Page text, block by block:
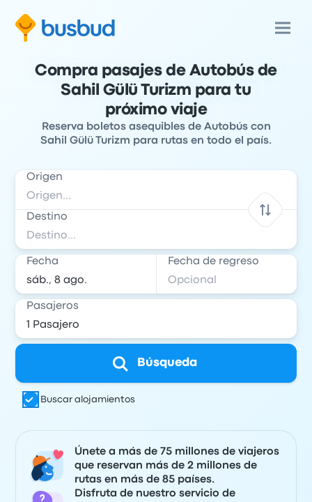
Compra pasajes de Autobús de
Sahil Gülü Turizm para tu
próximo viaje
Reserva boletos asequibles de Autobús con
Sahil Gülü Turizm para rutas en todo el país.
Origen
Destino
Fecha Fecha de regreso
Pasajeros
Búsqueda
Buscar alojamientos
Únete a más de 75 millones de viajeros
que reservan más de 2 millones de
rutas en más de 85 países.
Disfruta de nuestro servicio de